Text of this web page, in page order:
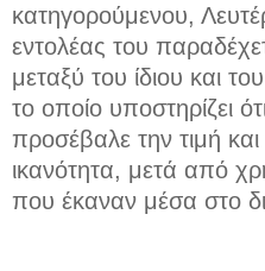
κατηγορούμενου,
εντολέας του
μεταξύ του ίδιου και
το οποίο υποστηρίζει
προσέβαλε την τιμή
ικανότητα, μετά από
που έκαναν μέσα στο